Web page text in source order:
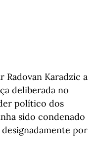
Radovan Karadzic a
deliberada no
político dos
sido condenado
designadamente por